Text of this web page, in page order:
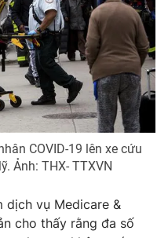
Việt Nam
điện tử số 483/GP-BTTTT
355 932
COVID-19 lên xe cứu
Ảnh: THX- TTXVN
dịch vụ Medicare &
cho thấy rằng đa số